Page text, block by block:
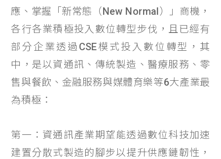
應、掌握「新常態（New Normal）」商機，
各行各業積極投入數位轉型步伐，且已經有
部分企業透過CSE模式投入數位轉型，其
中，是以資通訊、傳統製造、醫療服務、零
售與餐飲、金融服務與媒體育樂等6大產業最
為積極：
第一：資通訊產業期望能透過數位科技加速
建置分散式製造的腳步以提升供應鏈韌性，